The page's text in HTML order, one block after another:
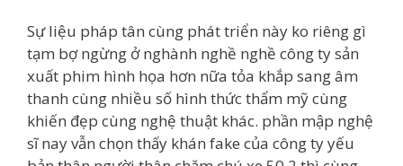
Sự liệu pháp tân cùng phát triển này ko riêng gì
tạm bợ ngừng ở nghành nghề nghề công ty sản
xuất phim hình họa hơn nữa tỏa khắp sang âm
thanh cùng nhiều số hình thức thẩm mỹ cùng
khiến đẹp cùng nghệ thuật khác. phần mập nghệ
sĩ nay vẫn chọn thấy khán fake của công ty yếu